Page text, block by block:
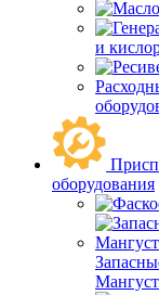
и
оборудования
Мангуст